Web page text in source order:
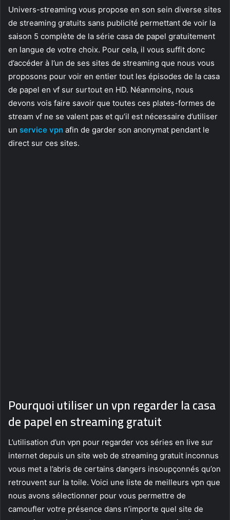
Univers-streaming vous propose en son sein diverse sites
de streaming gratuits sans publicité permettant de voir la
saison 5 complète de la série casa de papel gratuitement
en langue de votre choix. Pour cela, il vous suffit donc
d’accéder à l’un de ses sites de streaming que nous vous
proposons pour voir en entier tout les épisodes de la casa
de papel en vf sur surtout en HD. Néanmoins, nous
devons vois faire savoir que toutes ces plates-formes de
stream vf ne se valent pas et qu’il est nécessaire d’utiliser
un service vpn afin de garder son anonymat pendant le
direct sur ces sites.
Pourquoi utiliser un vpn regarder la casa
de papel en streaming gratuit
L’utilisation d’un vpn pour regarder vos séries en live sur
internet depuis un site web de streaming gratuit inconnus
vous met a l’abris de certains dangers insoupçonnés qu’on
retrouvent sur la toile. Voici une liste de meilleurs vpn que
nous avons sélectionner pour vous permettre de
camoufler votre présence dans n’importe quel site de